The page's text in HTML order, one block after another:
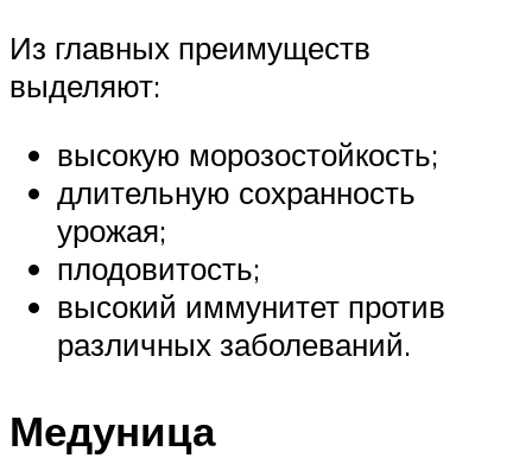
Из главных преимуществ
выделяют:
высокую морозостойкость;
длительную сохранность
урожая;
плодовитость;
высокий иммунитет против
различных заболеваний.
Медуница